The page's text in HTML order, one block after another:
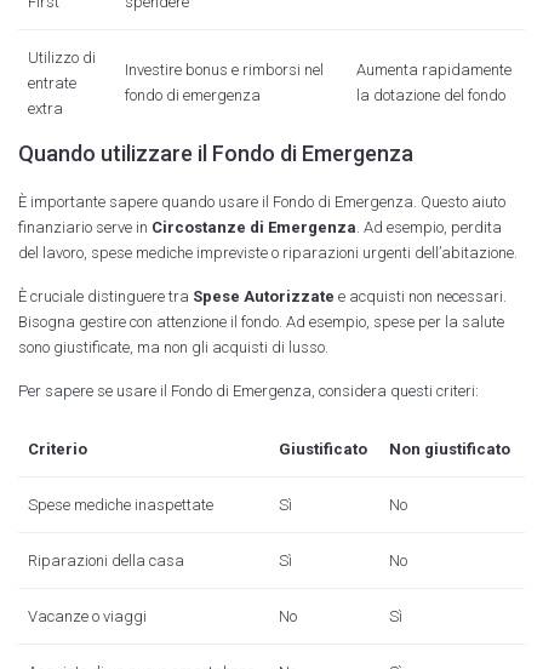
Utilizzo di
entrate
extra
Investire bonus e rimborsi nel
fondo di emergenza
Aumenta rapidamente
la dotazione del fondo
Quando utilizzare il Fondo di Emergenza
È importante sapere quando usare il Fondo di Emergenza. Questo aiuto
finanziario serve in Circostanze di Emergenza . Ad esempio, perdita
del lavoro, spese mediche impreviste o riparazioni urgenti dell’abitazione.
È cruciale distinguere tra Spese Autorizzate e acquisti non necessari.
Bisogna gestire con attenzione il fondo. Ad esempio, spese per la salute
sono giustificate, ma non gli acquisti di lusso.
Per sapere se usare il Fondo di Emergenza, considera questi criteri:
Criterio Giustificato Non giustificato
Spese mediche inaspettate Sì No
Riparazioni della casa Sì No
Vacanze o viaggi No Sì